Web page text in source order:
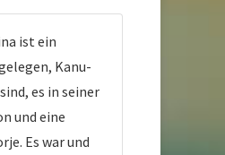
ist ein
Kanu-
es in seiner
und eine
Es war und